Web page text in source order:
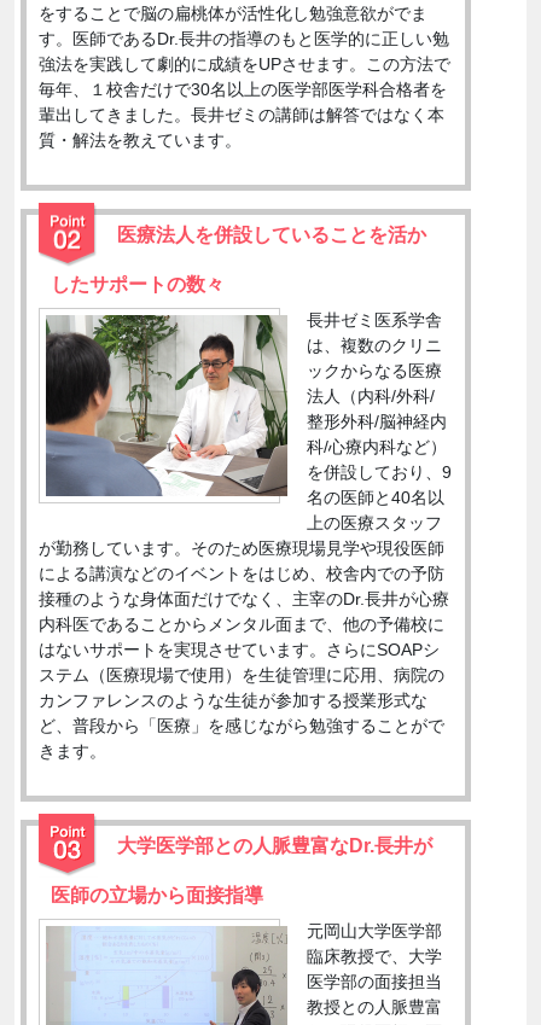
をすることで脳の扁桃体が活性化し勉強意欲がでま
す。医師であるDr.長井の指導のもと医学的に正しい勉
強法を実践して劇的に成績をUPさせます。この方法で
毎年、１校舎だけで30名以上の医学部医学科合格者を
輩出してきました。長井ゼミの講師は解答ではなく本
質・解法を教えています。
医療法人を併設していることを活か
したサポートの数々
長井ゼミ医系学舎
は、複数のクリニ
ックからなる医療
法人（内科/外科/
整形外科/脳神経内
科/心療内科など）
を併設しており、9
名の医師と40名以
上の医療スタッフ
が勤務しています。そのため医療現場見学や現役医師
による講演などのイベントをはじめ、校舎内での予防
接種のような身体面だけでなく、主宰のDr.長井が心療
内科医であることからメンタル面まで、他の予備校に
はないサポートを実現させています。さらにSOAPシ
ステム（医療現場で使用）を生徒管理に応用、病院の
カンファレンスのような生徒が参加する授業形式な
ど、普段から「医療」を感じながら勉強することがで
きます。
大学医学部との人脈豊富なDr.長井が
医師の立場から面接指導
元岡山大学医学部
臨床教授で、大学
医学部の面接担当
教授との人脈豊富